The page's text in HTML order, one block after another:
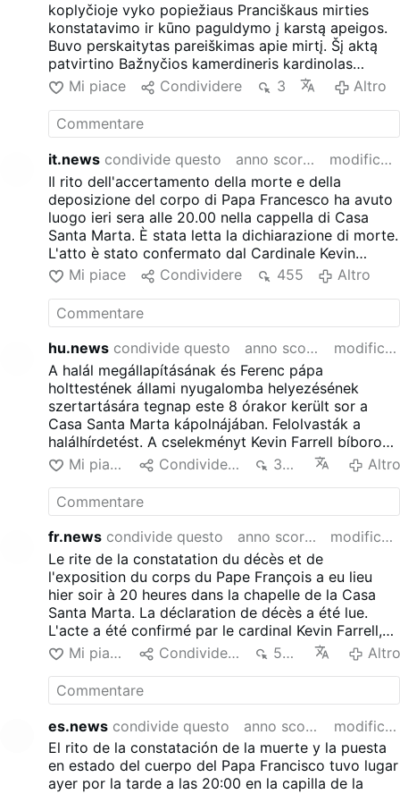
koplyčioje vyko popiežiaus Pranciškaus mirties
konstatavimo ir kūno paguldymo į karstą apeigos.
Buvo perskaitytas pareiškimas apie mirtį. Šį aktą
patvirtino Bažnyčios kamerdineris kardinolas
Kevinas Farrellas. Antspaudai buvo uždėti ir
nenaudojamame popiežiaus bute trečiame
Apaštališkųjų rūmų aukšte, ir faktinėje Pranciškaus
rezidencijoje svečių namuose. Popiežiaus
Pranciškaus kūnas bus perkeltas į Šventojo Petro
baziliką trečiadienį 9 val. ryto.
Mi piace Condividere 3 Altro
it.news condivide questo anno scorso
modificato
Il rito dell'accertamento della morte e della
deposizione del corpo di Papa Francesco ha avuto
luogo ieri sera alle 20.00 nella cappella di Casa
Santa Marta. È stata letta la dichiarazione di morte.
L'atto è stato confermato dal Cardinale Kevin
Farrell, camerlengo della Chiesa. I sigilli sono stati
apposti sia nell'appartamento papale inutilizzato al
terzo piano del Palazzo Apostolico, sia nell'attuale
residenza di Francesco nella foresteria. La salma di
Papa Francesco sarà trasferita nella Basilica di San
Pietro mercoledì alle 9 del mattino.
Mi piace Condividere 455 Altro
hu.news condivide questo anno scorso
modificato
A halál megállapításának és Ferenc pápa
holttestének állami nyugalomba helyezésének
szertartására tegnap este 8 órakor került sor a
Casa Santa Marta kápolnájában. Felolvasták a
halálhírdetést. A cselekményt Kevin Farrell bíboros,
az egyház kamarása erősítette meg. Mind az
Apostoli Palota harmadik emeletén lévő,
használaton kívüli pápai lakásban, mind Ferenc
tényleges lakhelyén, a vendégházban elhelyezett
pecséteket elhelyezték. Ferenc pápa holttestét
szerdán reggel 9 órakor szállítják át a Szent Péter-
bazilikába.
Mi piace Condividere 356 Altro
fr.news condivide questo anno scorso
modificato
Le rite de la constatation du décès et de
l'exposition du corps du Pape François a eu lieu
hier soir à 20 heures dans la chapelle de la Casa
Santa Marta. La déclaration de décès a été lue.
L'acte a été confirmé par le cardinal Kevin Farrell,
chambellan de l'Église. Des scellés ont été posés
dans l'appartement papal inutilisé situé au
troisième étage du Palais apostolique et dans la
résidence actuelle de François, dans la maison
d'hôtes. Le corps du pape François sera transféré
dans la basilique Saint-Pierre mercredi à 9 heures.
Mi piace Condividere 596 Altro
es.news condivide questo anno scorso
modificato
El rito de la constatación de la muerte y la puesta
en estado del cuerpo del Papa Francisco tuvo lugar
ayer por la tarde a las 20:00 en la capilla de la